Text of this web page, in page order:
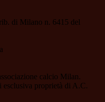
di Milano n. 6415 del
calcio Milan.
proprietà di A.C.